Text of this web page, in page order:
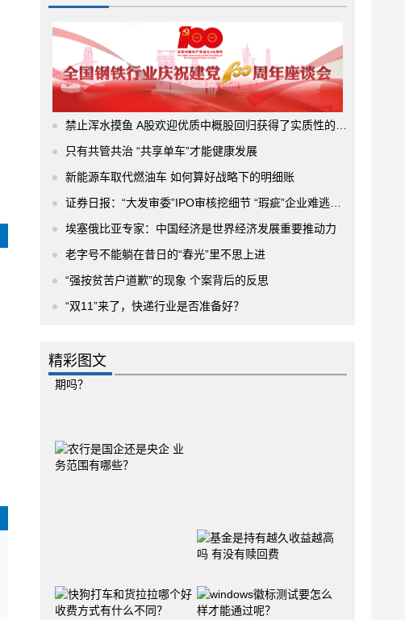
禁止浑水摸鱼 A股欢迎优质中概股回归获得了实质性的进展
只有共管共治 “共享单车”才能健康发展
新能源车取代燃油车 如何算好战略下的明细账
证券日报：“大发审委”IPO审核挖细节 “瑕疵”企业难逃法眼
埃塞俄比亚专家：中国经济是世界经济发展重要推动力
老字号不能躺在昔日的“春光”里不思上进
“强按贫苦户道歉”的现象 个案背后的反思
“双11”来了，快递行业是否准备好？
精彩图文